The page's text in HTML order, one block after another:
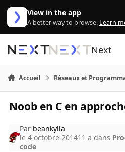
Aller au contenu
View in the app
A better way to browse. Learn
Next
Accueil Réseaux et
Noob en C en
Par beankylla
le 4 octobre 201411 a dans
code